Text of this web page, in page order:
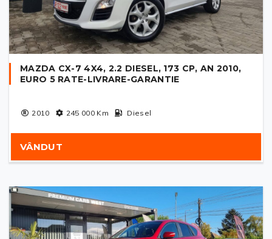
MAZDA CX-7 4X4, 2.2 DIESEL, 173 CP, AN 2010,
EURO 5 RATE-LIVRARE-GARANTIE
2010 245 000Km Diesel
VÂNDUT